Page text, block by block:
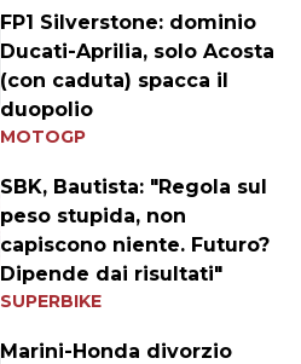
FP1 Silverstone: dominio
Ducati-Aprilia, solo Acosta
(con caduta) spacca il
duopolio
MOTOGP
SBK, Bautista: "Regola sul
peso stupida, non
capiscono niente. Futuro?
Dipende dai risultati"
SUPERBIKE
Marini-Honda divorzio